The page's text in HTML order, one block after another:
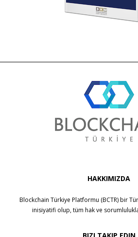
HAKKIMIZDA
Blockchain Türkiye Platformu (BCTR) bir
inisiyatifi olup, tüm hak ve